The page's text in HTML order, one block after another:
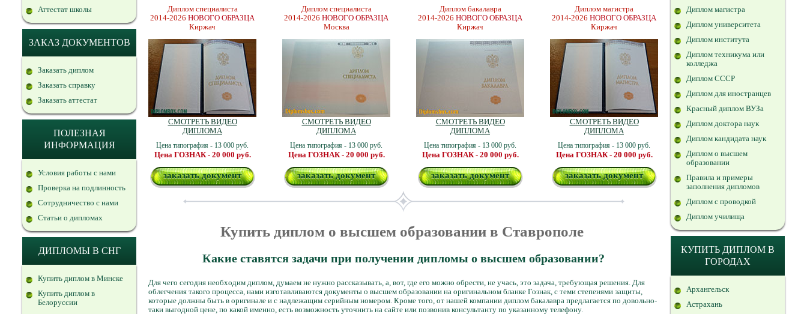
Аттестат школы
ЗАКАЗ ДОКУМЕНТОВ
Заказать диплом
Заказать справку
Заказать аттестат
ПОЛЕЗНАЯ
ИНФОРМАЦИЯ
Условия работы с нами
Проверка на подлинность
Сотрудничество с нами
Статьи о дипломах
ДИПЛОМЫ В СНГ
Купить диплом в Минске
Купить диплом в
Белоруссии
Диплом специалиста
2014-2026 НОВОГО ОБРАЗЦА
Киржач
СМОТРЕТЬ ВИДЕО
ДИПЛОМА
Цена типография - 13 000 руб.
Цена ГОЗНАК - 20 000 руб.
заказать документ
Диплом специалиста
2014-2026 НОВОГО ОБРАЗЦА
Москва
СМОТРЕТЬ ВИДЕО
ДИПЛОМА
Цена типография - 13 000 руб.
Цена ГОЗНАК - 20 000 руб.
заказать документ
Диплом бакалавра
2014-2026 НОВОГО ОБРАЗЦА
Киржач
СМОТРЕТЬ ВИДЕО
ДИПЛОМА
Цена типография - 13 000 руб.
Цена ГОЗНАК - 20 000 руб.
заказать документ
Диплом магистра
2014-2026 НОВОГО ОБРАЗЦА
Киржач
СМОТРЕТЬ ВИДЕО
ДИПЛОМА
Цена типография - 13 000 руб.
Цена ГОЗНАК - 20 000 руб.
заказать документ
Купить диплом о высшем образовании в Ставрополе
Какие ставятся задачи при получении дипломы о высшем образовании?
Для чего сегодня необходим диплом, думаем не нужно рассказывать, а, вот, где его можно обрести, не учась, это задача, требующая решения. Для
облегчения такого процесса, нами изготавливаются документы о высшем образовании на оригинальном бланке Гознак, с теми степенями защиты,
которые должны быть в оригинале и с надлежащим серийным номером. Кроме того, от нашей компании диплом бакалавра предлагается по довольно-
таки выгодной цене, по какой именно, есть возможность уточнить на сайте или позвонив консультанту по указанному телефону.
Диплом магистра
Диплом университета
Диплом института
Диплом техникума или
колледжа
Диплом СССР
Диплом для иностранцев
Красный диплом ВУЗа
Диплом доктора наук
Диплом кандидата наук
Диплом о высшем
образовании
Правила и примеры
заполнения дипломов
Диплом с проводкой
Диплом училища
КУПИТЬ ДИПЛОМ В
ГОРОДАХ
Архангельск
Астрахань